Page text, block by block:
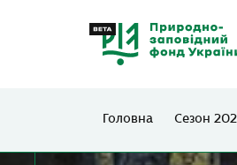
Головна Сезон